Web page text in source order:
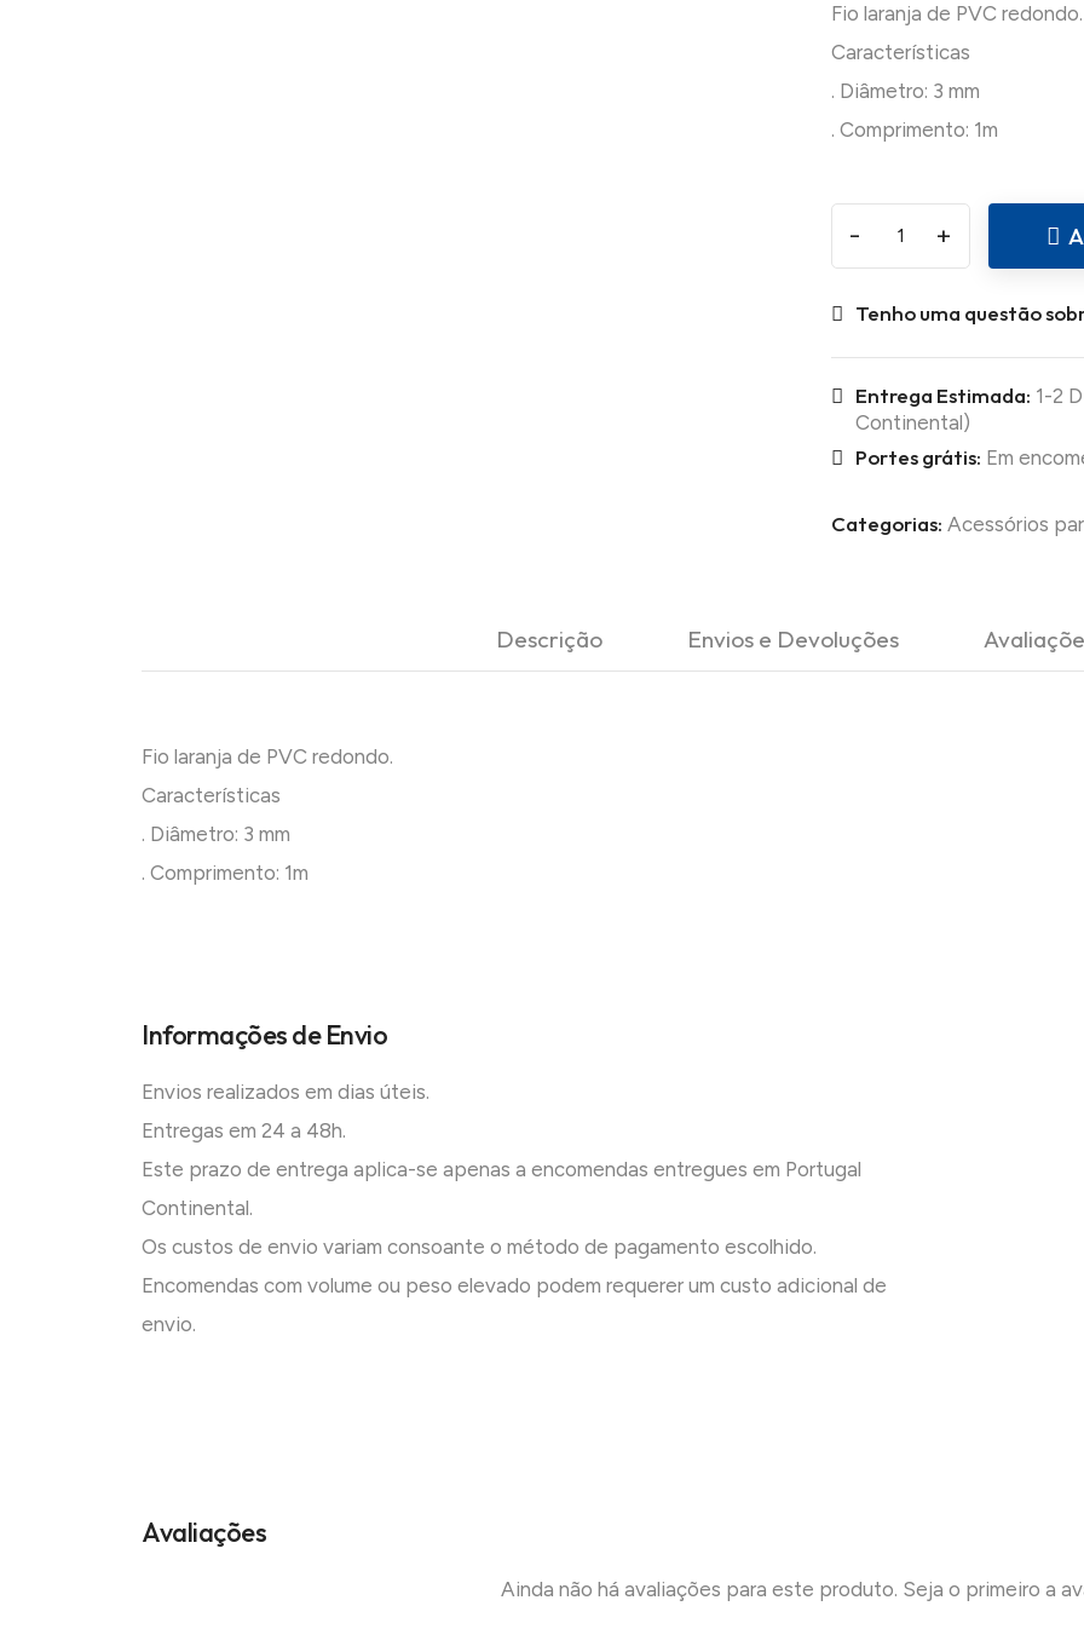
Fio laranja de PVC redondo.
Características
. Diâmetro: 3 mm
- +
Tenho uma questão
Entrega Estimada: 1-2
Continental)
Portes grátis: Em
Categorias: Acessórios
Descrição Envios e Devoluções
Fio laranja de PVC redondo.
Características
. Diâmetro: 3 mm
. Comprimento: 1m
Informações de Envio
Envios realizados em dias úteis.
Entregas em 24 a 48h.
Este prazo de entrega aplica-se apenas a encomendas entregues em Portugal
Continental.
Os custos de envio variam consoante o método de pagamento escolhido.
Encomendas com volume ou peso elevado podem requerer um custo adicional de
envio.
Avaliações
Ainda não há avaliações para este produto. Seja o primeiro a